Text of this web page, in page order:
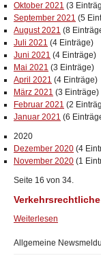
Oktober 2021 (3
September 2021 (5
August 2021 (8
Juli 2021 (4 Einträge)
Juni 2021 (4 Einträge)
Mai 2021 (3 Einträge)
April 2021 (4 Einträge)
März 2021 (3 Einträge)
Februar 2021 (2
Januar 2021 (6
2020
Dezember 2020 (4
November 2020 (1
Seite 16 von 34.
Weiterlesen
Allgemeine